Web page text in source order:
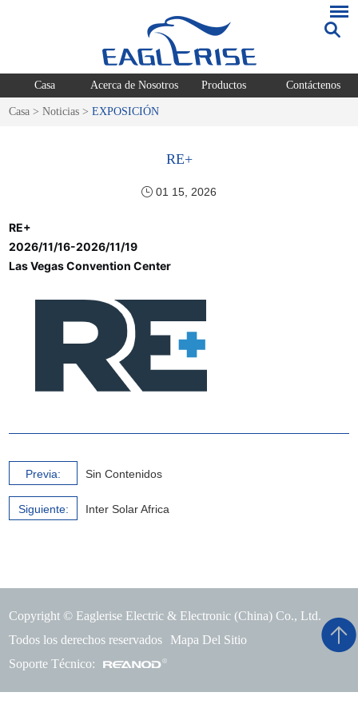
Casa Acerca de Nosotros Productos Contáctenos
Casa >Noticias >EXPOSICIÓN
RE+
01 15, 2026
RE+
2026/11/16-2026/11/19
Las Vegas Convention Center
Previa: Sin Contenidos
Siguiente: Inter Solar Africa
Copyright © Eaglerise Electric & Electronic (China) Co., Ltd.
Todos los derechos reservados
Mapa Del Sitio
Soporte Técnico: